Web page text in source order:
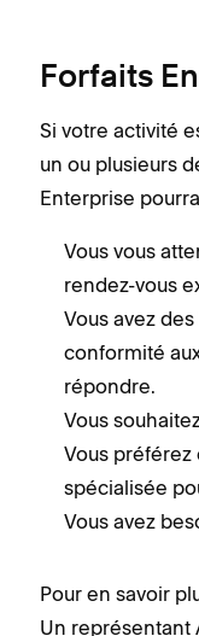
Forfaits
Si votre activité
un ou plusieurs
Enterprise
Vous vous
rendez-vous
Vous avez
conformité
répondre.
Vous
Vous préférez
spécialisée
Vous avez
Pour en savoir
Un représentant